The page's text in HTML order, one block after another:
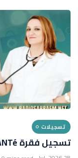
تسجيلات
تسجيل فقرة FLASH SANTé مع أمان عيسى